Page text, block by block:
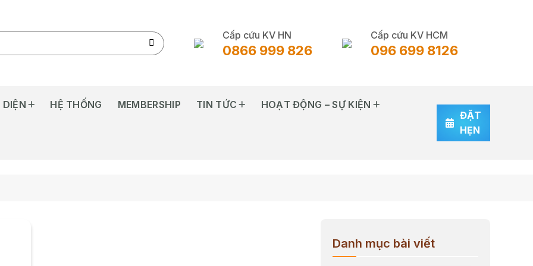
Cấp cứu KV HN
0866 999 826
Cấp cứu KV HCM
096 699 8126
HỆ THỐNG MEMBERSHIP TIN TỨC HOẠT ĐỘNG – SỰ KIỆN
ĐẶT
HẸN
Danh mục bài viết